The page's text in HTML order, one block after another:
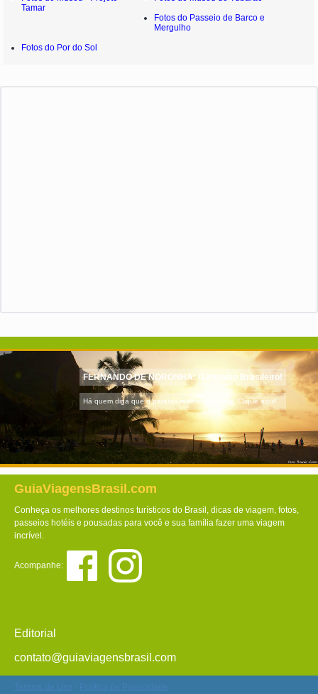
Tamar
Fotos do Passeio de Barco e
Mergulho
Fotos do Por do Sol
FERNANDO DE NORONHA: O Paraíso Brasileiro!
Há quem diga que o paraíso realmente existe. Clique aqui!
GuiaViagensBrasil.com
Conheça os melhores destinos turísticos do Brasil, dicas de viagem, fotos,
passeios hotéis e pousadas para você e sua família fazer uma viagem
incrível.
Acompanhe:
Editorial
contato@guiaviagensbrasil.com
Termos de Uso Política de Privacidade